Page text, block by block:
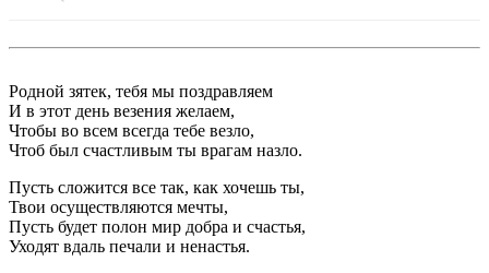
Родной зятек, тебя мы поздравляем
И в этот день везения желаем,
Чтобы во всем всегда тебе везло,
Чтоб был счастливым ты врагам назло.
Пусть сложится все так, как хочешь ты,
Твои осуществляются мечты,
Пусть будет полон мир добра и счастья,
Уходят вдаль печали и ненастья.